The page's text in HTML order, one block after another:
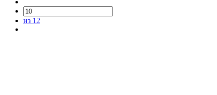
из 12